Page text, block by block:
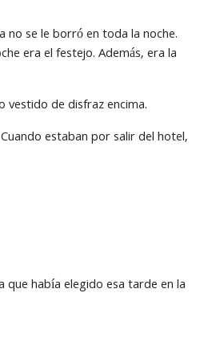
no se le borró en toda la noche.
era el festejo. Además, era la
vestido de disfraz encima.
estaban por salir del hotel,
que había elegido esa tarde en la